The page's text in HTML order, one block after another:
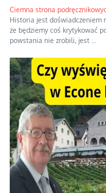
Ciemna strona
Historia jest doświadczeniem
że będziemy coś krytykować
powstania nie zrobili, jest